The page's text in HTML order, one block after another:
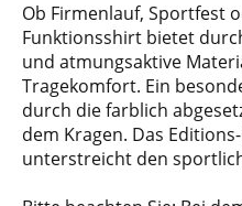
Ob Firmenlauf, Sportfest
Funktionsshirt bietet
und atmungsaktive
Tragekomfort. Ein
durch die farblich
dem Kragen. Das
unterstreicht den